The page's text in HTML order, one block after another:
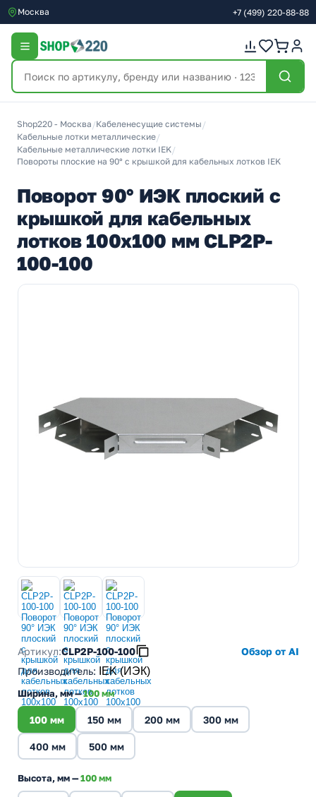
Москва +7 (499) 220-88-88
Shop220 - Москва /Кабеленесущие системы /
Кабельные лотки металлические/
Кабельные металлические лотки IEK/
Повороты плоские на 90° с крышкой для кабельных лотков IEK
Поворот 90° ИЭК плоский с
крышкой для кабельных
лотков 100х100 мм CLP2P-
100-100
Артикул:CLP2P-100-100
Обзор от AI
Производитель: IEK (ИЭК)
Ширина, мм —100 мм
100 мм 150 мм 200 мм 300 мм
400 мм 500 мм
Высота, мм —100 мм